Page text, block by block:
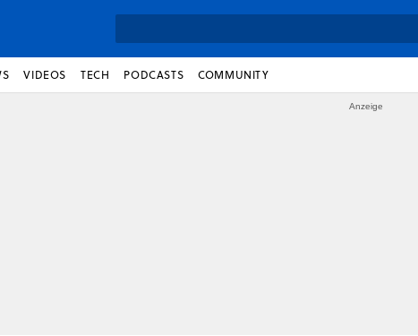
VIDEOS TECH PODCASTS COMMUNITY